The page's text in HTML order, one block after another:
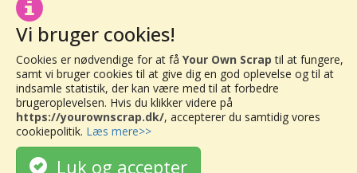
Your Own Scrap
CVR: 30416082
Vor Frue Hovedgade 20
4000 Roskilde
Vi bruger cookies!
Cookies er nødvendige for at få Your Own Scrap til at fungere,
samt vi bruger cookies til at give dig en god oplevelse og til at
indsamle statistik, der kan være med til at forbedre
brugeroplevelsen. Hvis du klikker videre på
https://yourownscrap.dk/, accepterer du samtidig vores
cookiepolitik. Læs mere>>
Luk og accepter